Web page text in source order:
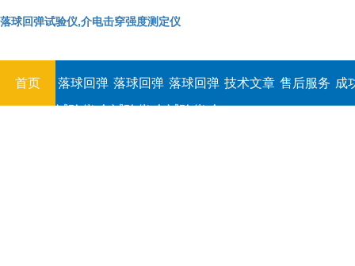
落球回弹试验仪,介电击穿强度测定仪
首页
落球回弹
试验仪,介
落球回弹
试验仪,介
落球回弹
试验仪,介
技术文章 售后服务 成